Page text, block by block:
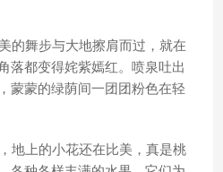
的舞步与大地擦肩而过，就在
落都变得姹紫嫣红。喷泉吐出
蒙蒙的绿荫间一团团粉色在轻
地上的小花还在比美，真是桃